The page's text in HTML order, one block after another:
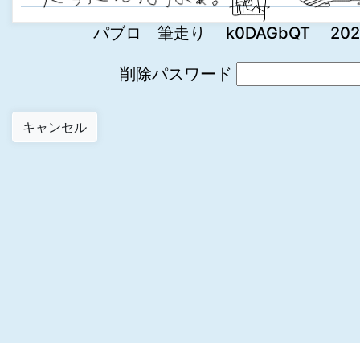
パブロ 筆走り k0DAGbQT
削除パスワード